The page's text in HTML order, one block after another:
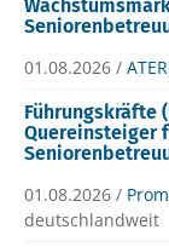
01.08.2026 /
Führungskräfte
Quereinsteiger
01.08.2026 /
deutschlandweit